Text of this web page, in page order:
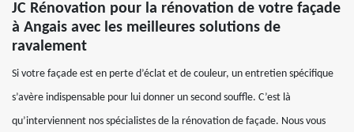
JC Rénovation pour la rénovation de votre façade
à Angais avec les meilleures solutions de
ravalement
Si votre façade est en perte d’éclat et de couleur, un entretien spécifique
s’avère indispensable pour lui donner un second souffle. C’est là
qu’interviennent nos spécialistes de la rénovation de façade. Nous vous